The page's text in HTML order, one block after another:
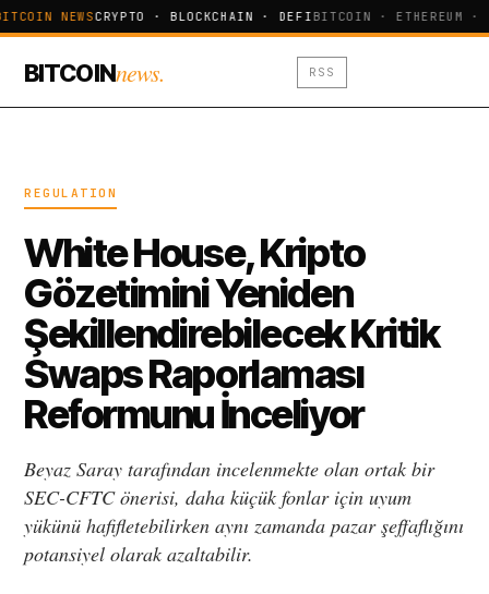
NEWSCRYPTO · BLOCKCHAIN · DEFIBITCOIN · ETHEREUM ·
BITCOINnews. RSS
REGULATION
White House, Kripto
Gözetimini Yeniden
Şekillendirebilecek Kritik
Swaps Raporlaması
Reformunu İnceliyor
Beyaz Saray tarafından incelenmekte olan ortak bir
SEC-CFTC önerisi, daha küçük fonlar için uyum
yükünü hafifletebilirken aynı zamanda pazar şeffaflığını
potansiyel olarak azaltabilir.